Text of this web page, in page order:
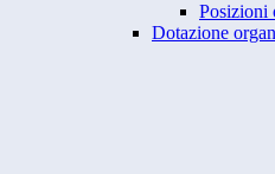
Posizioni
Dotazione